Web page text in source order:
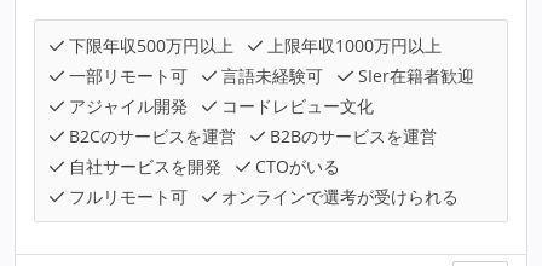
下限年収500万円以上
上限年収1000万円以上
一部リモート可
言語未経験可
SIer在籍者歓迎
アジャイル開発
コードレビュー文化
B2Cのサービスを運営
B2Bのサービスを運営
自社サービスを開発
CTOがいる
フルリモート可
オンラインで選考が受けられる